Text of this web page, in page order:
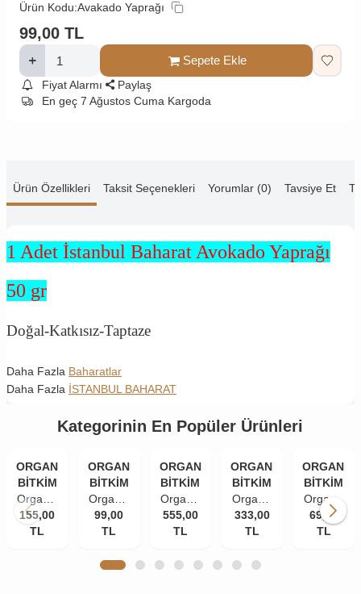
Ürün Kodu:Avakado Yaprağı
99,00 TL
Sepete Ekle
Fiyat Alarmı
Paylaş
En geç 7 Ağustos Cuma Kargoda
Ürün Özellikleri Taksit Seçenekleri Yorumlar (0) Tavsiye Et
1 Adet İstanbul Baharat Avokado Yaprağı
50 gr
Doğal-Katkısız-Taptaze
Daha Fazla Baharatlar
Daha Fazla İSTANBUL BAHARAT
Kategorinin En Popüler Ürünleri
ORGANİK
BİTKİM
Organik
Bitkim
84
155,00
TL
ORGANİK
BİTKİM
Organik
Bitkim
Tane
(İri
99,00
TL
ORGANİK
BİTKİM
Organik
Bitkim
Akgünlük
(Günlük-
555,00
TL
ORGANİK
BİTKİM
Organik
Bitkim
Damla
10 gr
333,00
TL
ORGANİK
BİTKİM
Organik
Bitkim
Zerdeçal
69,00
TL